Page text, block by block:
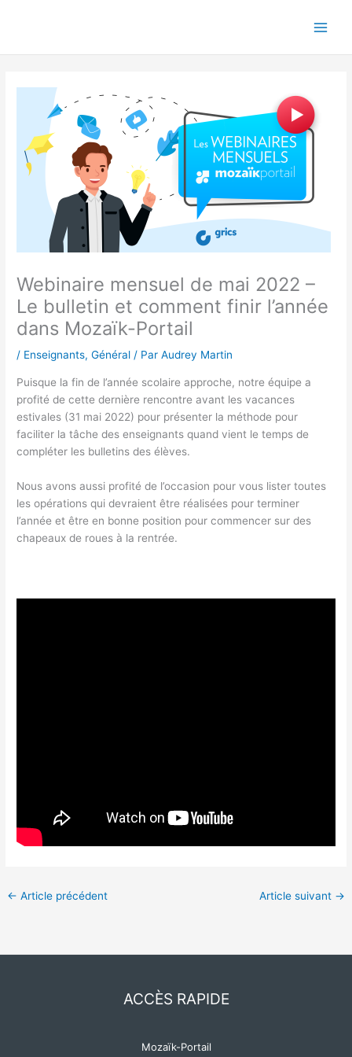
Webinaire mensuel de mai 2022 –
Le bulletin et comment finir l’année
dans Mozaïk-Portail
/ Enseignants,Général / ParAudrey Martin
Puisque la fin de l’année scolaire approche, notre équipe a
profité de cette dernière rencontre avant les vacances
estivales (31 mai 2022) pour présenter la méthode pour
faciliter la tâche des enseignants quand vient le temps de
compléter les bulletins des élèves.
Nous avons aussi profité de l’occasion pour vous lister toutes
les opérations qui devraient être réalisées pour terminer
l’année et être en bonne position pour commencer sur des
chapeaux de roues à la rentrée.
← Article précédent Article suivant →
ACCÈS RAPIDE
Mozaïk-Portail